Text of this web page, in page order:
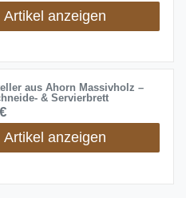
Artikel anzeigen
aus Ahorn Massivholz –
& Servierbrett
Artikel anzeigen